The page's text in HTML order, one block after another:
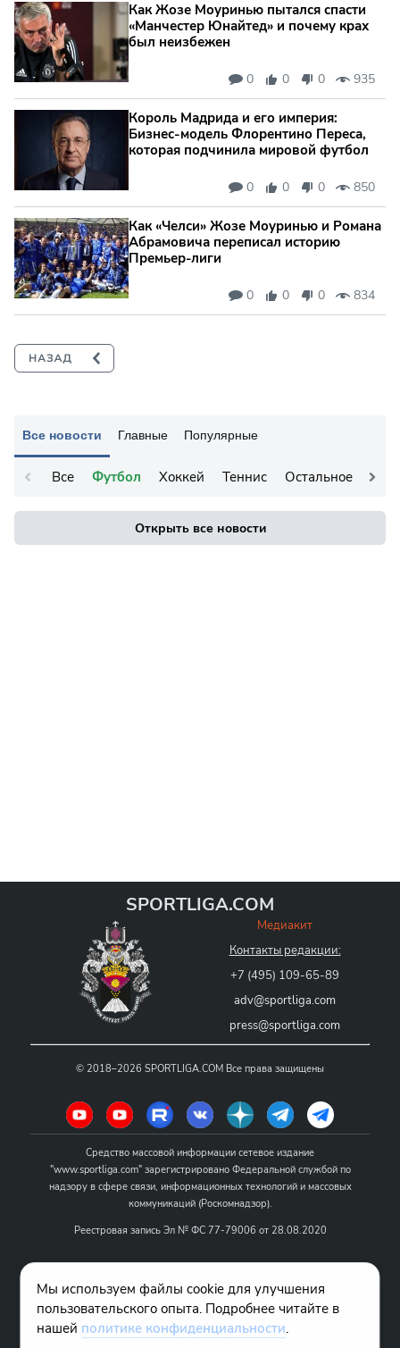
Все новости Главные Популярные
Все Футбол Хоккей Теннис Остальное
Открыть все новости
Как Жозе Моуринью пытался спасти
«Манчестер Юнайтед» и почему крах
был неизбежен
0 0 0 935
Король Мадрида и его империя:
Бизнес-модель Флорентино Переса,
которая подчинила мировой футбол
0 0 0 850
Как «Челси» Жозе Моуринью и Романа
Абрамовича переписал историю
Премьер-лиги
0 0 0 834
SPORTLIGA.COM
Медиакит
Контакты редакции:
+7 (495) 109-65-89
adv@sportliga.com
press@sportliga.com
© 2018–2026 SPORTLIGA.COM Все права защищены
Средство массовой информации сетевое издание
"www.sportliga.com" зарегистрировано Федеральной службой по
надзору в сфере связи, информационных технологий и массовых
коммуникаций (Роскомнадзор).
Реестровая запись Эл № ФС 77-79006 от 28.08.2020
Учредитель СМИ сетевого издания "www.sportliga.com": ИП Чамин
О.Н.
Главный редактор СМИ сетевого издания "www.sportliga.com":
Мы используем файлы cookie для улучшения
пользовательского опыта. Подробнее читайте в
нашей политике конфиденциальности.